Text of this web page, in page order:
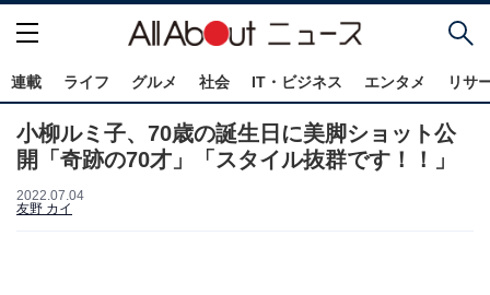
連載 ライフ グルメ 社会 IT・ビジネス エンタメ リサ
小柳ルミ子、70歳の誕生日に美脚ショット公
開「奇跡の70才」「スタイル抜群です！！」
2022.07.04
友野 カイ